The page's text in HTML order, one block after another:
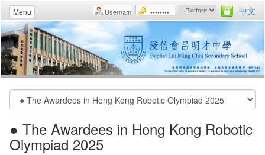
Menu 中文
● The Awardees in Hong Kong Robotic
Olympiad 2025